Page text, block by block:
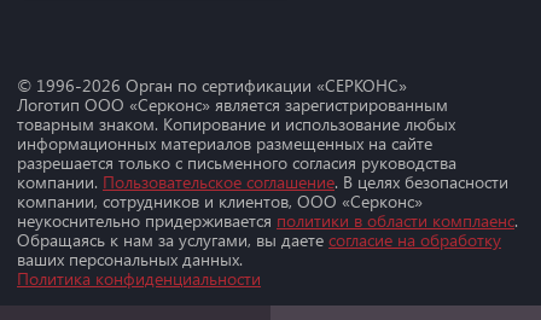
© 1996-2026 Орган по сертификации «СЕРКОНС»
Логотип ООО «Серконс» является зарегистрированным
товарным знаком. Копирование и использование любых
информационных материалов размещенных на сайте
разрешается только с письменного согласия руководства
компании. Пользовательское соглашение. В целях безопасности
компании, сотрудников и клиентов, ООО «Серконс»
неукоснительно придерживается политики в области комплаенс.
Обращаясь к нам за услугами, вы даете согласие на обработку
ваших персональных данных.
Политика конфиденциальности